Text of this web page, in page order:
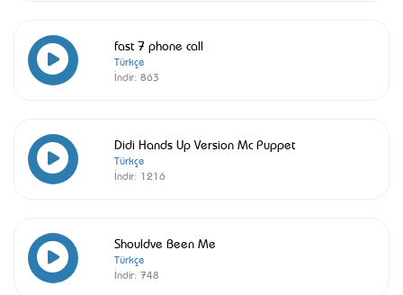
fast 7 phone call
Türkçe
İndir: 863
Didi Hands Up Version Mc Puppet
Türkçe
İndir: 1216
Shouldve Been Me
Türkçe
İndir: 748